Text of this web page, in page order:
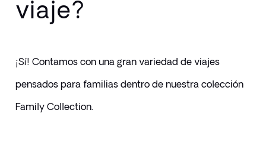
viaje?
¡Sí! Contamos con una gran variedad de viajes
pensados para familias dentro de nuestra colección
Family Collection.